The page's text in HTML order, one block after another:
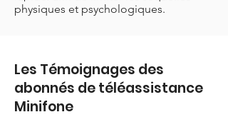
physiques et psychologiques.
Les Témoignages des
abonnés de téléassistance
Minifone